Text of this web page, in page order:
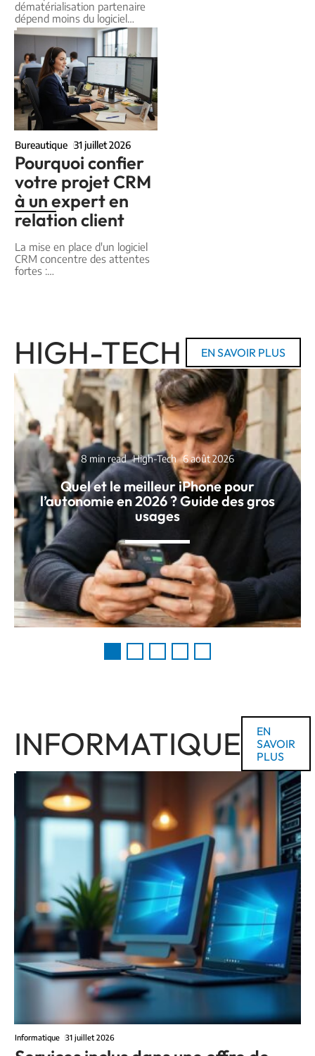
dématérialisation partenaire
dépend moins du logiciel…
Bureautique 31 juillet 2026
Pourquoi confier
votre projet CRM
à un expert en
relation client
La mise en place d'un logiciel
CRM concentre des attentes
fortes :…
HIGH-TECH EN SAVOIR PLUS
8 min read High-Tech 6 août 2026
Quel et le meilleur iPhone pour
l’autonomie en 2026 ? Guide des gros
usages
INFORMATIQUE
EN
SAVOIR
PLUS
Informatique 31 juillet 2026